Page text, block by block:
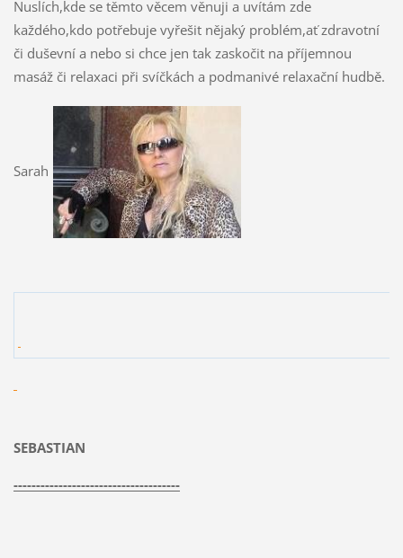
Nuslích,kde se těmto věcem věnuji a uvítám zde
každého,kdo potřebuje vyřešit nějaký problém,ať zdravotní
či duševní a nebo si chce jen tak zaskočit na příjemnou
masáž či relaxaci při svíčkách a podmanivé relaxační hudbě.
Sarah
SEBASTIAN
-------------------------------------